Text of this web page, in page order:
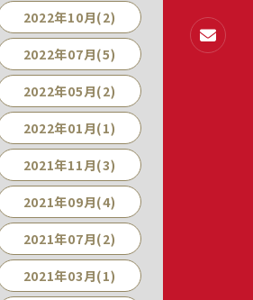
2022年10月(2)
2022年07月(5)
2022年05月(2)
2022年01月(1)
2021年11月(3)
2021年09月(4)
2021年07月(2)
2021年03月(1)